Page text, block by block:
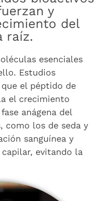
y
del
raíz.
esenciales
Estudios
el péptido de
el crecimiento
anágena del
como los de seda y
sanguínea y
evitando la